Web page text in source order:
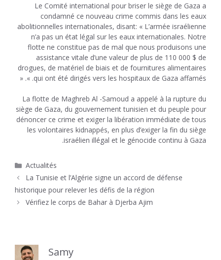
Le Comité international pour briser le siège de Gaza a
condamné ce nouveau crime commis dans les eaux
abolitionnelles internationales, disant: « L’armée israélienne
n’a pas un état légal sur les eaux internationales. Notre
flotte ne constitue pas de mal que nous produisons une
assistance vitale d’une valeur de plus de 110 000 $ de
drogues, de matériel de biais et de fournitures alimentaires
qui ont été dirigés vers les hospitaux de Gaza affamés. ». «
La flotte de Maghreb Al -Samoud a appelé à la rupture du
siège de Gaza, du gouvernement tunisien et du peuple pour
dénoncer ce crime et exiger la libération immédiate de tous
les volontaires kidnappés, en plus d’exiger la fin du siège
israélien illégal et le génocide continu à Gaza.
Catégories
Actualités
La Tunisie et l’Algérie signe un accord de défense
historique pour relever les défis de la région
Vérifiez le corps de Bahar à Djerba Ajim
Samy